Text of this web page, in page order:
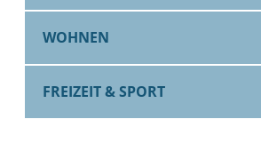
WOHNEN
FREIZEIT & SPORT